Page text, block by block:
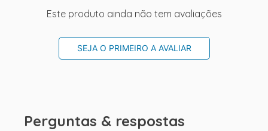
Este produto ainda não tem avaliações
SEJA O PRIMEIRO A AVALIAR
Perguntas & respostas